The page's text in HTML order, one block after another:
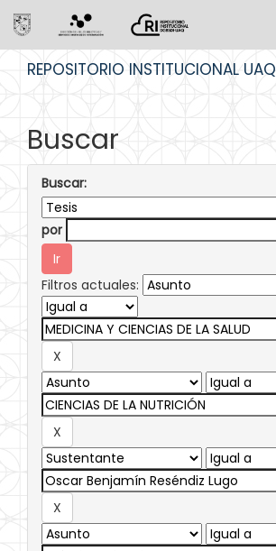
REPOSITORIO INSTITUCIONAL UAQ
Buscar
Buscar:
por
Filtros actuales: